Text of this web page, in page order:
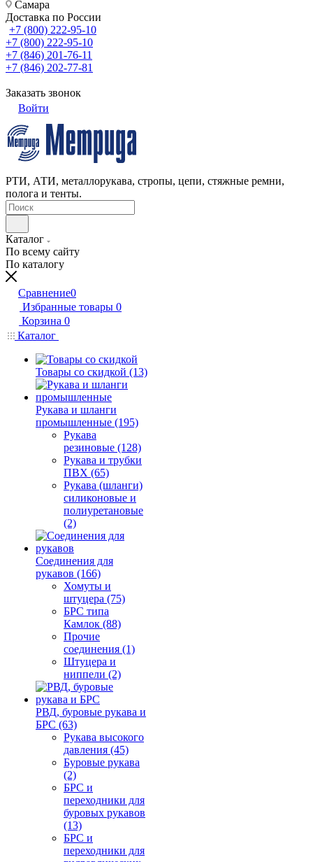
Самара
Доставка по России
+7 (800) 222-95-10
+7 (800) 222-95-10
+7 (846) 201-76-11
+7 (846) 202-77-81
Заказать звонок
Войти
РТИ, АТИ, металлорукава, стропы, цепи, стяжные ремни,
полога и тенты.
Каталог
По всему сайту
По каталогу
Сравнение0
Избранные товары 0
Корзина 0
Каталог
Товары со скидкой (13)
Рукава и шланги
промышленные (195)
Рукава
резиновые (128)
Рукава и трубки
ПВХ (65)
Рукава (шланги)
силиконовые и
полиуретановые
(2)
Соединения для
рукавов (166)
Хомуты и
штуцера (75)
БРС типа
Камлок (88)
Прочие
соединения (1)
Штуцера и
ниппели (2)
РВД, буровые рукава и
БРС (63)
Рукава высокого
давления (45)
Буровые рукава
(2)
БРС и
переходники для
буровых рукавов
(13)
БРС и
переходники для